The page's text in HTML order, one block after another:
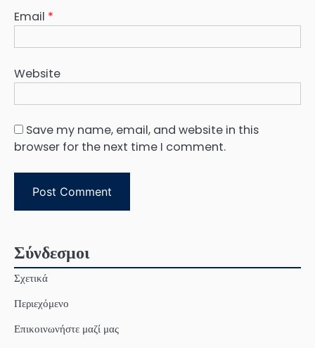
Email *
Website
Save my name, email, and website in this
browser for the next time I comment.
Σύνδεσμοι
Σχετικά
Περιεχόμενο
Επικοινωνήστε μαζί μας